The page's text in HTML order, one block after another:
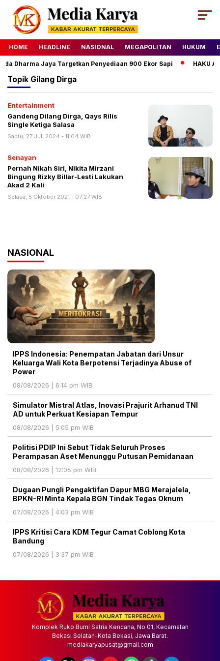
HOME HEADLINE NASIONAL MEGAPOLITAN HUKUM
Dharma Jaya Targetkan Penyediaan 900 Ekor Sapi HAKU
Topik Gilang Dirga
Entertainment
Gandeng Dilang Dirga, Qays Rilis
Single Ketiga Salasa
Sabtu, 27 Juli 2024 - 11:04 WIB
Senayan
Pernah Nikah Siri, Nikita Mirzani
Bingung Rizky Billar-Lesti Lakukan
Akad 2 Kali
Selasa, 5 Oktober 2021 - 07:27 WIB
NASIONAL
IPPS Indonesia: Penempatan Jabatan dari Unsur
Keluarga Wali Kota Berpotensi Terjadinya Abuse of
Power
08/08/2026 | 6:14 pm WIB
Simulator Mistral Atlas, Inovasi Prajurit Arhanud TNI
AD untuk Perkuat Kesiapan Tempur
08/08/2026 | 5:05 pm WIB
Politisi PDIP Ini Sebut Tidak Seluruh Proses
Perampasan Aset Menunggu Putusan Pemidanaan
08/08/2026 | 12:05 pm WIB
Dugaan Pungli Pengaktifan Dapur MBG Merajalela,
BPKN-RI Minta Kepala BGN Tindak Tegas Oknum
07/08/2026 | 4:03 pm WIB
IPPS Kritisi Cara KDM Tegur Camat Coblong Kota
Bandung
07/08/2026 | 3:37 pm WIB
Komplek Ruko Bumi Satria Kencana, No 01, Kecamatan
Bekasi Selatan-Kota Bekasi, Jawa Barat.
mediakaryapusat@gmail.com